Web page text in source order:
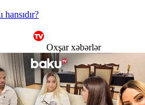
Oxşar xəbərlər